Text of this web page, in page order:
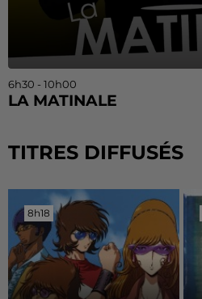
6h30 - 10h00
LA MATINALE
TITRES DIFFUSÉS
8h18
8h18